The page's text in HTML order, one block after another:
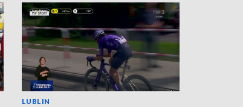
LUBLIN